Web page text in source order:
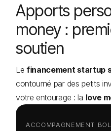
Apports
money :
soutien
Lefinancement startup
contourné par des petits
votre entourage : la love
ACCOMPAGNEMENT